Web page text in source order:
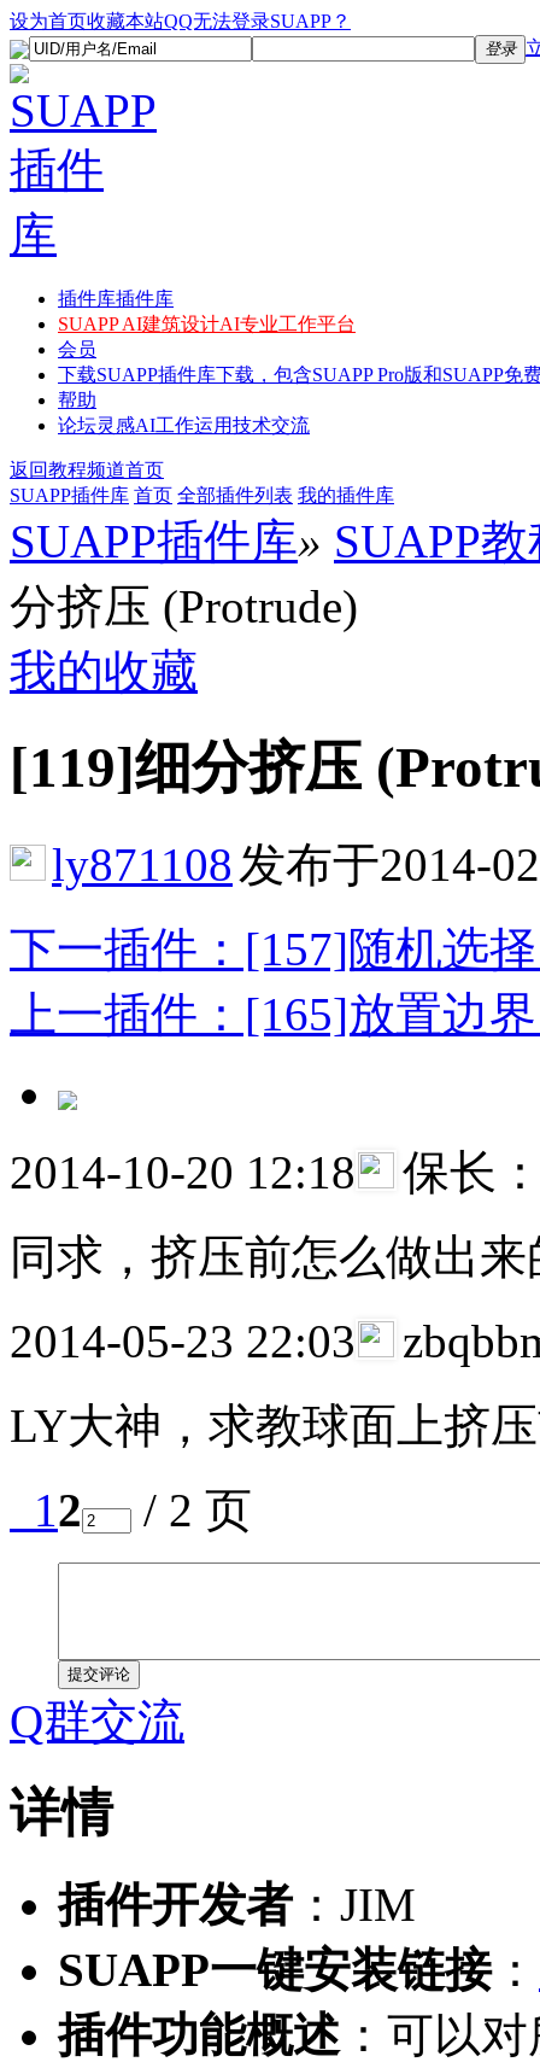
设为首页收藏本站QQ无法登录SUAPP？
登录
插件库插件库
SUAPP AI建筑设计AI专业工作平台
会员
下载SUAPP插件库下载，包含SUAPP Pro版和SUAPP免
帮助
论坛灵感AI工作运用技术交流
返回教程频道首页
SUAPP插件库 首页 全部插件列表 我的插件库
SUAPP插件库» SUAPP
分挤压 (Protrude)
我的收藏
[119]细分挤压
ly871108发布于2014-
下一插件：[157]随机选择
上一插件：[165]放置边
2014-10-20 12:18
保长
同求，挤压前怎么做出来
2014-05-23 22:03
LY大神，求教球面上挤
12 / 2 页
提交评论
Q群交流
详情
插件开发者 ：JIM
SUAPP一键安装链接：
插件功能概述 ：可以